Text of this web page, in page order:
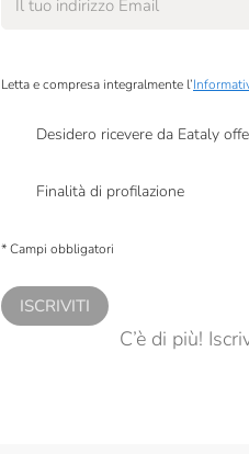
Letta e compresa integralmente l’
Desidero ricevere da Eataly
Finalità di profilazione
* Campi obbligatori
ISCRIVITI
C’è di più!